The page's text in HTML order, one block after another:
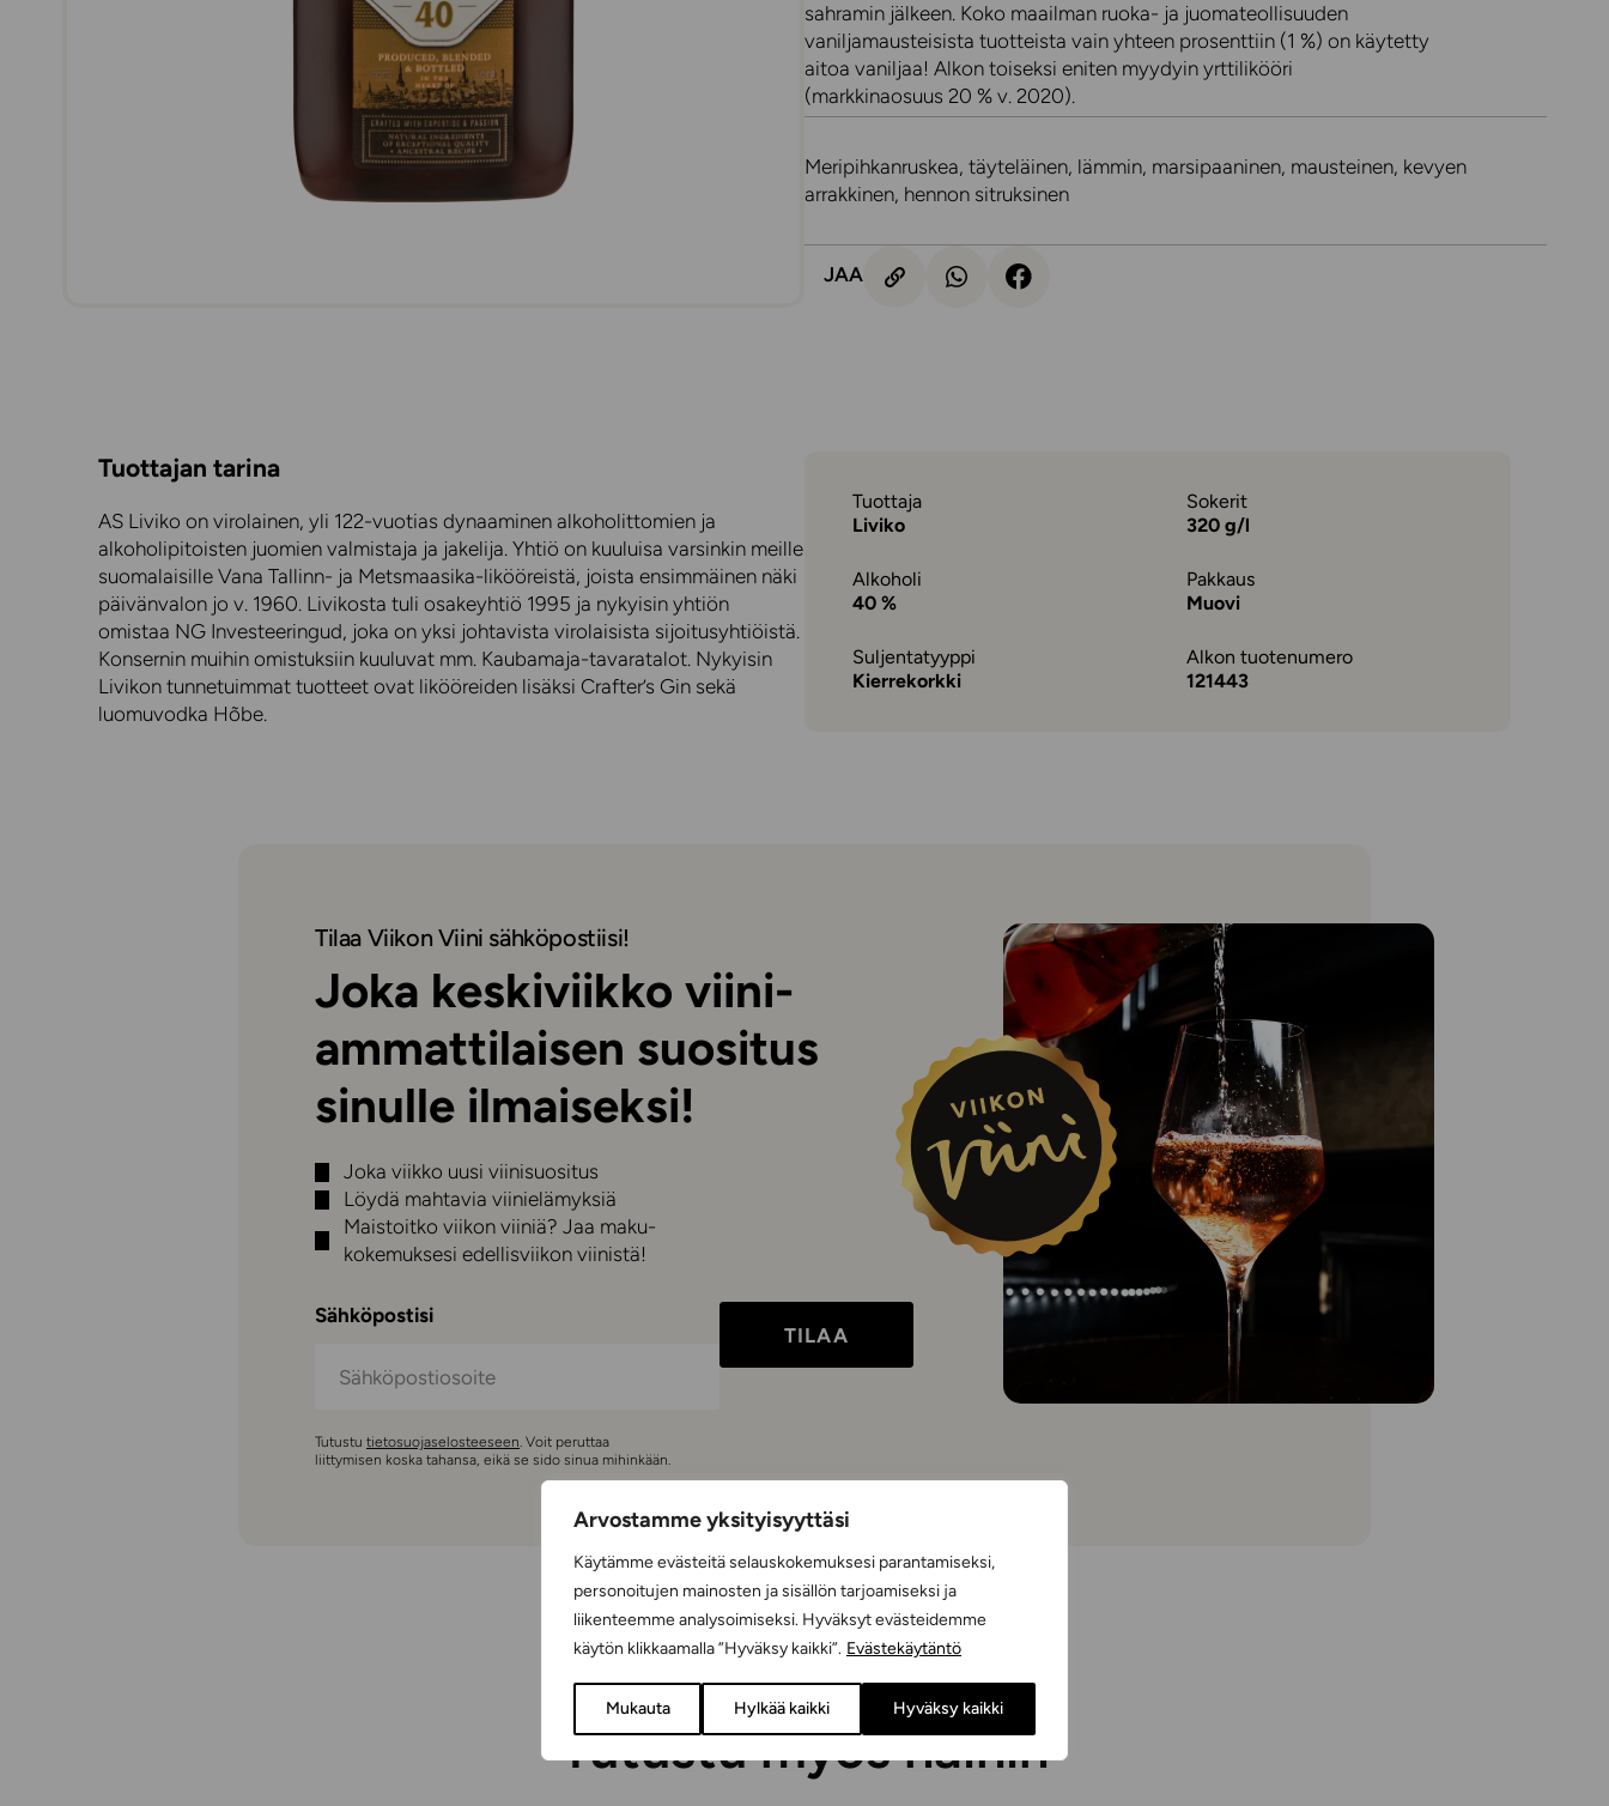
Arvostamme yksityisyyttäsi
Käytämme evästeitä selauskokemuksesi parantamiseksi,
personoitujen mainosten ja sisällön tarjoamiseksi ja
liikenteemme analysoimiseksi. Hyväksyt evästeidemme
käytön klikkaamalla ”Hyväksy kaikki”. Evästekäytäntö
Mukauta Hylkää kaikki Hyväksy kaikki
sahramin jälkeen. Koko maailman ruoka- ja juomateollisuuden
vaniljamausteisista tuotteista vain yhteen prosenttiin (1 %) on käytetty
aitoa vaniljaa! Alkon toiseksi eniten myydyin yrttilikööri
(markkinaosuus 20 % v. 2020).
Meripihkanruskea, täyteläinen, lämmin, marsipaaninen, mausteinen, kevyen
arrakkinen, hennon sitruksinen
JAA
Tuottajan tarina
AS Liviko on virolainen, yli 122-vuotias dynaaminen alkoholittomien ja
alkoholipitoisten juomien valmistaja ja jakelija. Yhtiö on kuuluisa varsinkin meille
suomalaisille Vana Tallinn- ja Metsmaasika-likööreistä, joista ensimmäinen näki
päivänvalon jo v. 1960. Livikosta tuli osakeyhtiö 1995 ja nykyisin yhtiön
omistaa NG Investeeringud, joka on yksi johtavista virolaisista sijoitusyhtiöistä.
Konsernin muihin omistuksiin kuuluvat mm. Kaubamaja-tavaratalot. Nykyisin
Livikon tunnetuimmat tuotteet ovat likööreiden lisäksi Crafter’s Gin sekä
luomuvodka Hõbe.
Tuottaja
Liviko
Sokerit
320 g/l
Alkoholi
40 %
Pakkaus
Muovi
Suljentatyyppi
Kierrekorkki
Alkon tuotenumero
121443
Tilaa Viikon Viini sähköpostiisi!
Joka keskiviikko viini-
ammattilaisen suositus
sinulle ilmaiseksi!
Joka viikko uusi viinisuositus
Löydä mahtavia viinielämyksiä
Maistoitko viikon viiniä? Jaa maku-
kokemuksesi edellisviikon viinistä!
Sähköpostisi
TILAA
Tutustu tietosuojaselosteeseen. Voit peruttaa
liittymisen koska tahansa, eikä se sido sinua mihinkään.
Tutustu myös näihin